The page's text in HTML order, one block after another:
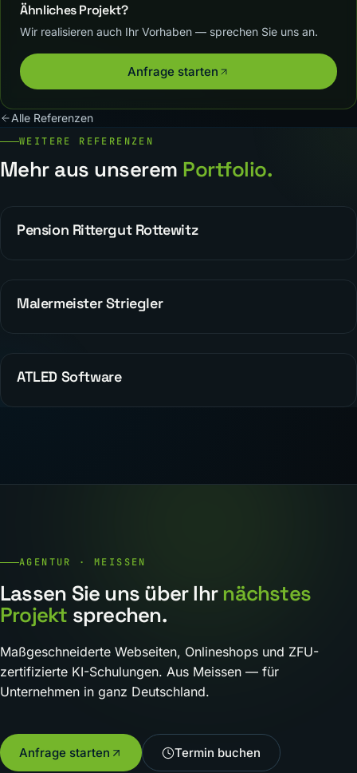
Ähnliches Projekt?
Wir realisieren auch Ihr Vorhaben — sprechen Sie uns an.
Anfrage starten
Alle Referenzen
WEITERE REFERENZEN
Mehr aus unserem Portfolio.
REFERENZEN
Pension Rittergut Rottewitz
ALLGEMEIN
Malermeister Striegler
REFERENZEN
ATLED Software
AGENTUR · MEISSEN
Lassen Sie uns über Ihr nächstes
Projekt sprechen.
Maßgeschneiderte Webseiten, Onlineshops und ZFU-
zertifizierte KI-Schulungen. Aus Meissen — für
Unternehmen in ganz Deutschland.
Anfrage starten Termin buchen